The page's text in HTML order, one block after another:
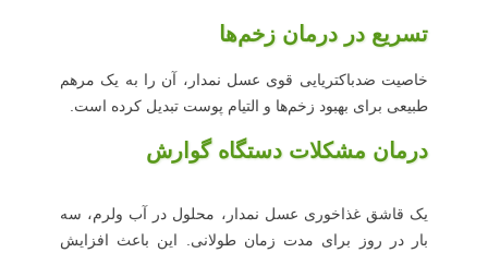
تسریع در درمان زخم‌ها
خاصیت ضدباکتریایی قوی عسل نمدار، آن را به یک مرهم
طبیعی برای بهبود زخم‌ها و التیام پوست تبدیل کرده است.
درمان مشکلات دستگاه گوارش
یک قاشق غذاخوری عسل نمدار، محلول در آب ولرم، سه
بار در روز برای مدت زمان طولانی. این باعث افزایش